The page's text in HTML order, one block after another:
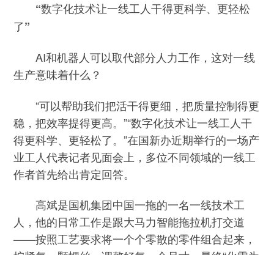
“数字化技术让一线工人干得更科学、更轻松
了”
AI和机器人可以取代部分人力工作，这对一线
生产意味着什么？
“可以帮助我们把活干得更细，把质量控制得更
稳，把效率提得更高。”“数字化技术让一线工人干
得更科学、更轻松了。”在国新办近期举行的一场产
业工人代表记者见面会上，多位不同领域的一线工
作者首先给出肯定回答。
高斌是国机集团中国一拖的一名一线技术工
人，他的日常工作是跟大马力智能拖拉机打交道
——按照工艺要求将一个个零散的零件组合起来，